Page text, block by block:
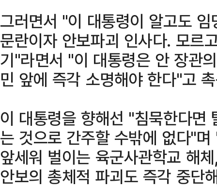
그러면서 "이 대통령이 알고도
문란이자 안보파괴 인사다. 모르
기"라면서 "이 대통령은 안 장관
민 앞에 즉각 소명해야 한다"고
이 대통령을 향해선 "침묵한다면
는 것으로 간주할 수밖에 없다"
앞세워 벌이는 육군사관학교 해
안보의 총체적 파괴도 즉각 중단